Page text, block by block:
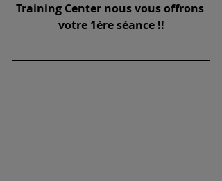
Training Center nous vous offrons
votre 1ère séance !!